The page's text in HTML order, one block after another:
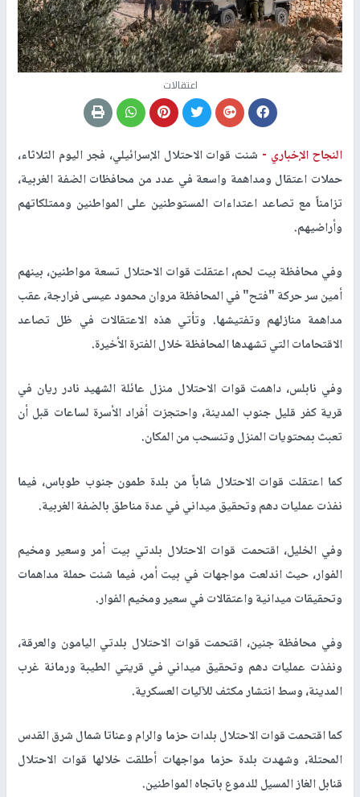
اعتقالات
النجاح الإخباري - شنت قوات الاحتلال الإسرائيلي، فجر اليوم الثلاثاء،
حملات اعتقال ومداهمة واسعة في عدد من محافظات الضفة الغربية،
تزامناً مع تصاعد اعتداءات المستوطنين على المواطنين وممتلكاتهم
وأراضيهم.
وفي محافظة بيت لحم، اعتقلت قوات الاحتلال تسعة مواطنين، بينهم
أمين سر حركة "فتح" في المحافظة مروان محمود عيسى فرارجة، عقب
مداهمة منازلهم وتفتيشها. وتأتي هذه الاعتقالات في ظل تصاعد
الاقتحامات التي تشهدها المحافظة خلال الفترة الأخيرة.
وفي نابلس، داهمت قوات الاحتلال منزل عائلة الشهيد نادر ريان في
قرية كفر قليل جنوب المدينة، واحتجزت أفراد الأسرة لساعات قبل أن
تعبث بمحتويات المنزل وتنسحب من المكان.
كما اعتقلت قوات الاحتلال شاباً من بلدة طمون جنوب طوباس، فيما
نفذت عمليات دهم وتحقيق ميداني في عدة مناطق بالضفة الغربية.
وفي الخليل، اقتحمت قوات الاحتلال بلدتي بيت أمر وسعير ومخيم
الفوار، حيث اندلعت مواجهات في بيت أمر، فيما شنت حملة مداهمات
وتحقيقات ميدانية واعتقالات في سعير ومخيم الفوار.
وفي محافظة جنين، اقتحمت قوات الاحتلال بلدتي اليامون والعرقة،
ونفذت عمليات دهم وتحقيق ميداني في قريتي الطيبة ورمانة غرب
المدينة، وسط انتشار مكثف للآليات العسكرية.
كما اقتحمت قوات الاحتلال بلدات حزما والرام وعناتا شمال شرق القدس
المحتلة، وشهدت بلدة حزما مواجهات أطلقت خلالها قوات الاحتلال
قنابل الغاز المسيل للدموع باتجاه المواطنين.